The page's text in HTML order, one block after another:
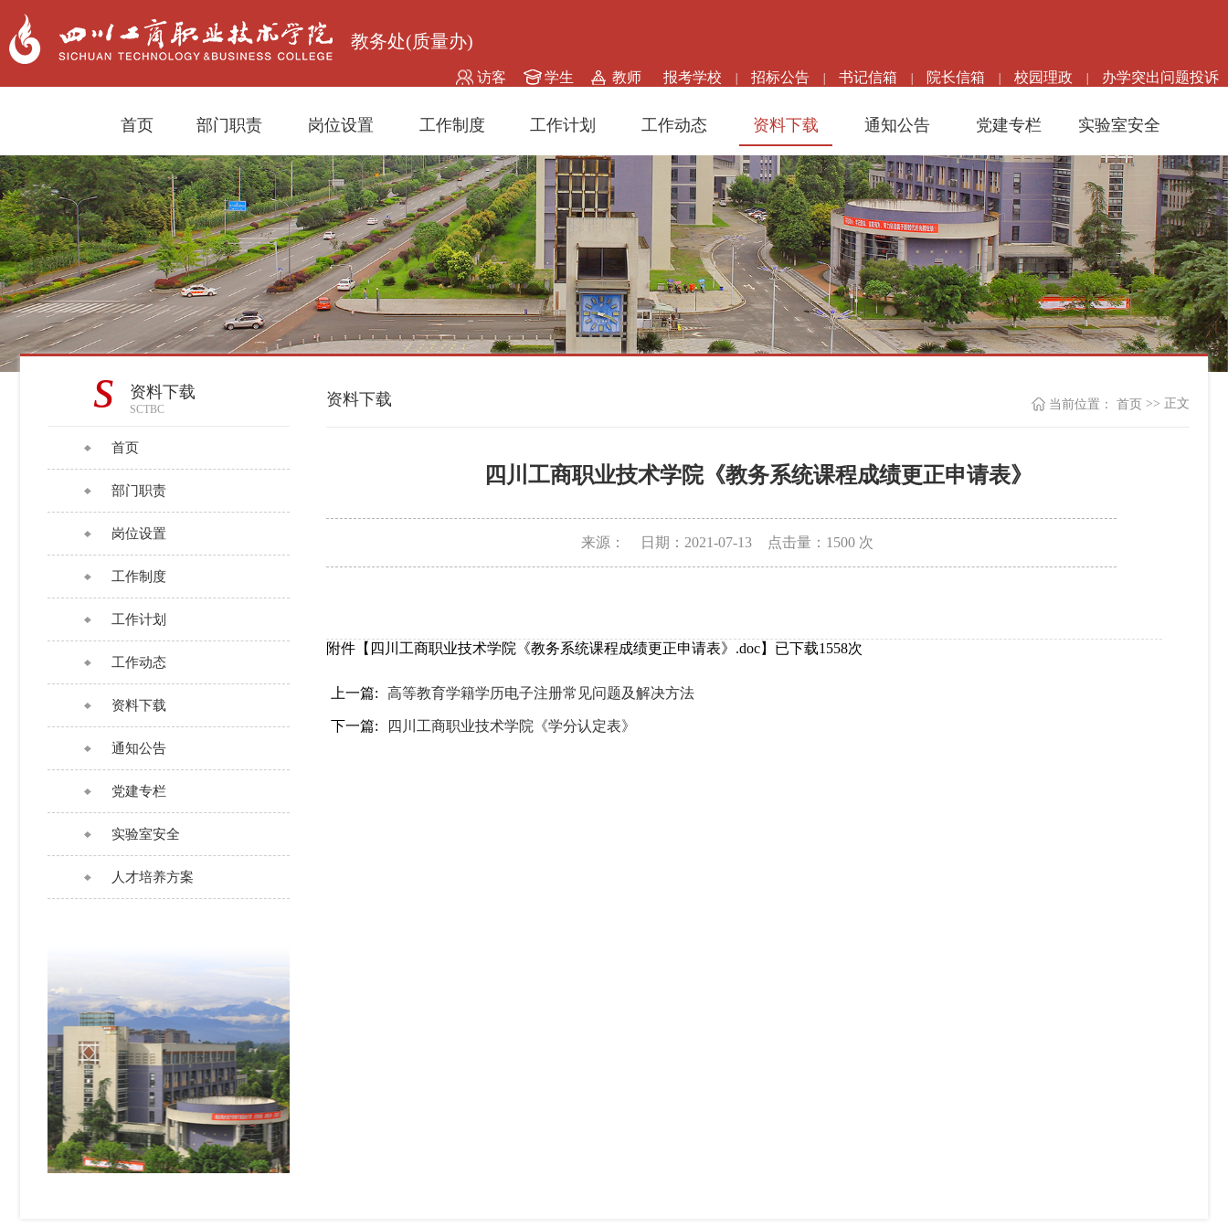
教务处(质量办)
访客 学生 教师 报考学校 招标公告 书记信箱 院长信箱 校园理政 办学突出问题投诉
首页 部门职责 岗位设置 工作制度 工作计划 工作动态 资料下载 通知公告 党建专栏 实验室安全
s 资料下载
SCTBC
首页
部门职责
岗位设置
工作制度
工作计划
工作动态
资料下载
通知公告
党建专栏
实验室安全
人才培养方案
资料下载 当前位置： 首页 >> 正文
四川工商职业技术学院《教务系统课程成绩更正申请表》
来源： 日期：2021-07-13 点击量： 1500 次
附件【 四川工商职业技术学院《教务系统课程成绩更正申请表》.doc】已下载1558次
上一篇: 高等教育学籍学历电子注册常见问题及解决方法
下一篇: 四川工商职业技术学院《学分认定表》